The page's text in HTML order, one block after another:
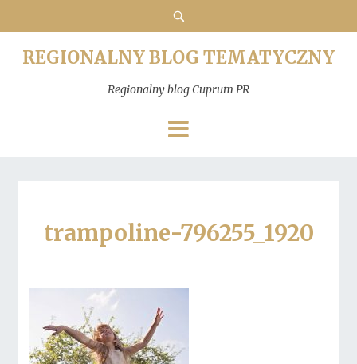
REGIONALNY BLOG TEMATYCZNY
Regionalny blog Cuprum PR
trampoline-796255_1920